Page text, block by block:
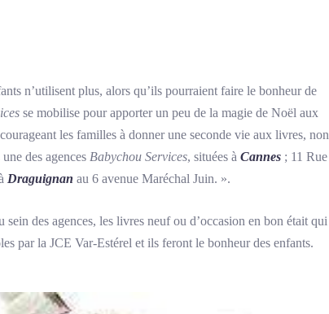
n’utilisent plus, alors qu’ils pourraient faire le bonheur de
se mobilise pour apporter un peu de la magie de Noël aux
les familles à donner une seconde vie aux livres, non
des agences Babychou Services, situées à Cannes ; 11 Rue
Draguignan au 6 avenue Maréchal Juin. ».
des agences, les livres neuf ou d’occasion en bon était qui
par la JCE Var-Estérel et ils feront le bonheur des enfants.